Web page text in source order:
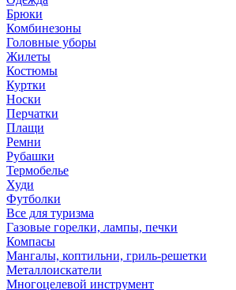
Брюки
Комбинезоны
Головные уборы
Жилеты
Костюмы
Куртки
Носки
Перчатки
Плащи
Ремни
Рубашки
Термобелье
Худи
Футболки
Все для туризма
Газовые горелки, лампы, печки
Компасы
Мангалы, коптильни, гриль-решетки
Металлоискатели
Многоцелевой инструмент